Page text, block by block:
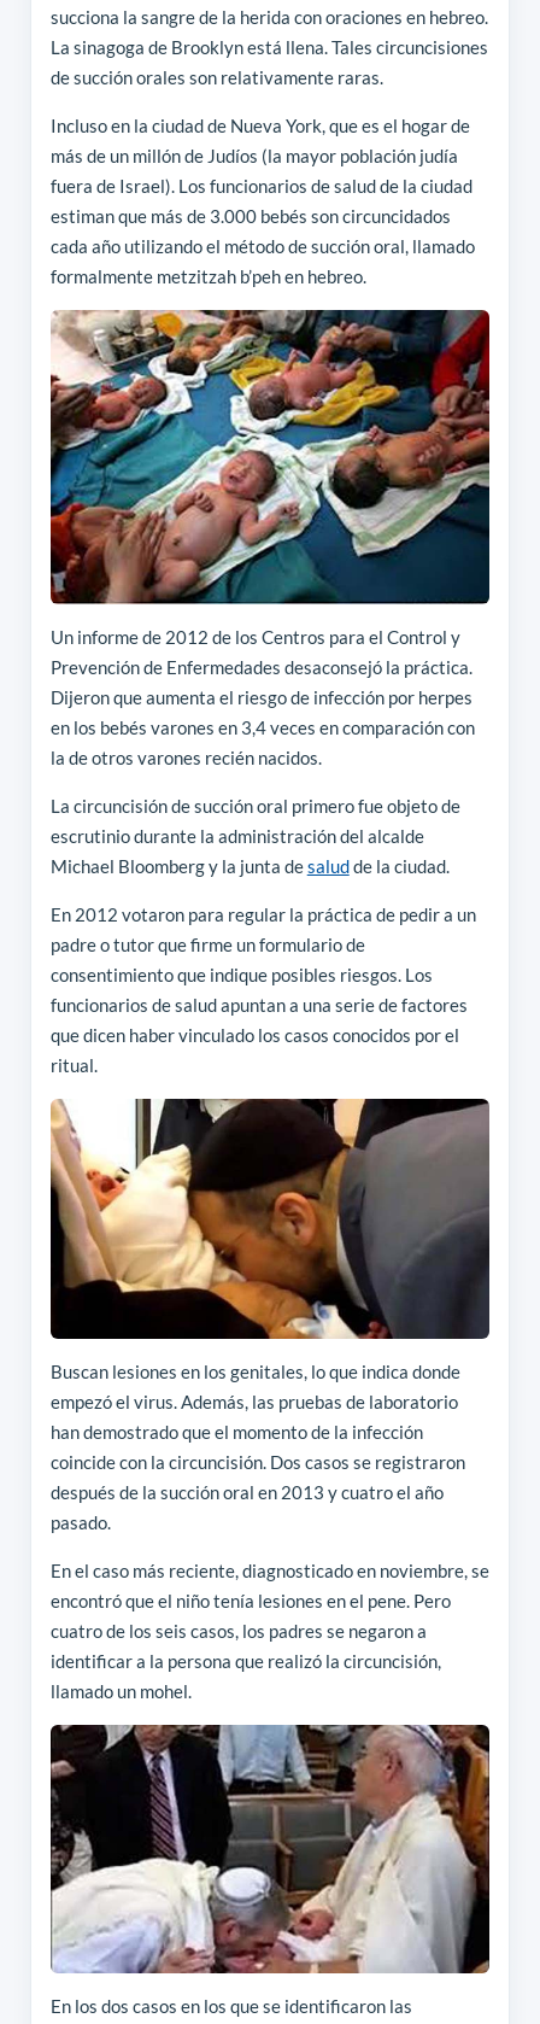
succiona la sangre de la herida con oraciones en hebreo.
La sinagoga de Brooklyn está llena. Tales circuncisiones
de succión orales son relativamente raras.
Incluso en la ciudad de Nueva York, que es el hogar de
más de un millón de Judíos (la mayor población judía
fuera de Israel). Los funcionarios de salud de la ciudad
estiman que más de 3.000 bebés son circuncidados
cada año utilizando el método de succión oral, llamado
formalmente metzitzah b’peh en hebreo.
Un informe de 2012 de los Centros para el Control y
Prevención de Enfermedades desaconsejó la práctica.
Dijeron que aumenta el riesgo de infección por herpes
en los bebés varones en 3,4 veces en comparación con
la de otros varones recién nacidos.
La circuncisión de succión oral primero fue objeto de
escrutinio durante la administración del alcalde
Michael Bloomberg y la junta desaludde la ciudad.
En 2012 votaron para regular la práctica de pedir a un
padre o tutor que firme un formulario de
consentimiento que indique posibles riesgos. Los
funcionarios de salud apuntan a una serie de factores
que dicen haber vinculado los casos conocidos por el
ritual.
Buscan lesiones en los genitales, lo que indica donde
empezó el virus. Además, las pruebas de laboratorio
han demostrado que el momento de la infección
coincide con la circuncisión. Dos casos se registraron
después de la succión oral en 2013 y cuatro el año
pasado.
En el caso más reciente, diagnosticado en noviembre, se
encontró que el niño tenía lesiones en el pene. Pero
cuatro de los seis casos, los padres se negaron a
identificar a la persona que realizó la circuncisión,
llamado un mohel.
En los dos casos en los que se identificaron las